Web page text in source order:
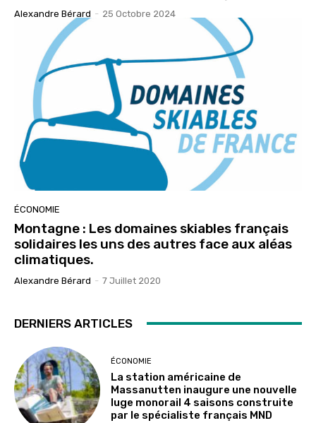
Alexandre Bérard - 25 Octobre 2024
ÉCONOMIE
Montagne : Les domaines skiables français
solidaires les uns des autres face aux aléas
climatiques.
Alexandre Bérard - 7 Juillet 2020
DERNIERS ARTICLES
ÉCONOMIE
La station américaine de
Massanutten inaugure une nouvelle
luge monorail 4 saisons construite
par le spécialiste français MND